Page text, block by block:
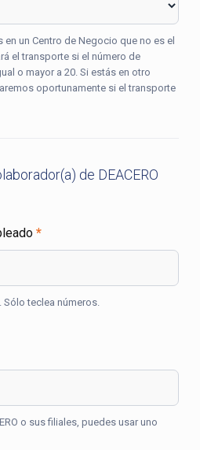
el transporte si el número de
o mayor a 20. Si estás en otro
oportunamente si el transporte
de DEACERO
*
teclea números.
o sus filiales, puedes usar uno